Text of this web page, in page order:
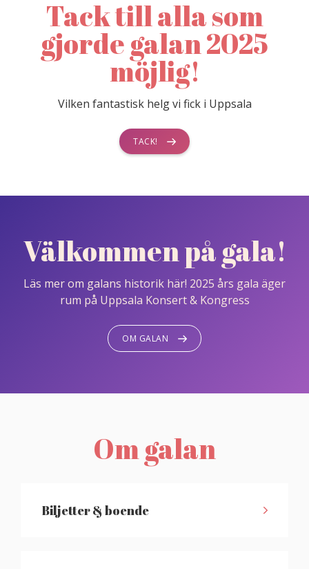
Tack till alla som
gjorde galan 2025
möjlig!
Vilken fantastisk helg vi fick i Uppsala
TACK!
Välkommen på gala!
Läs mer om galans historik här! 2025 års gala äger
rum på Uppsala Konsert & Kongress
OM GALAN
Om galan
Biljetter & boende